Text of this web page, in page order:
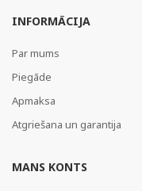
INFORMĀCIJA
Par mums
Piegāde
Apmaksa
Atgriešana un garantija
MANS KONTS